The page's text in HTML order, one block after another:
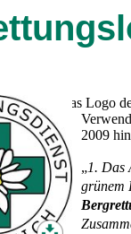
Das Logo
2009
„1. Das
grünem